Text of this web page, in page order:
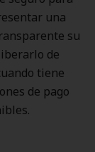
una
su
de
tiene
de pago